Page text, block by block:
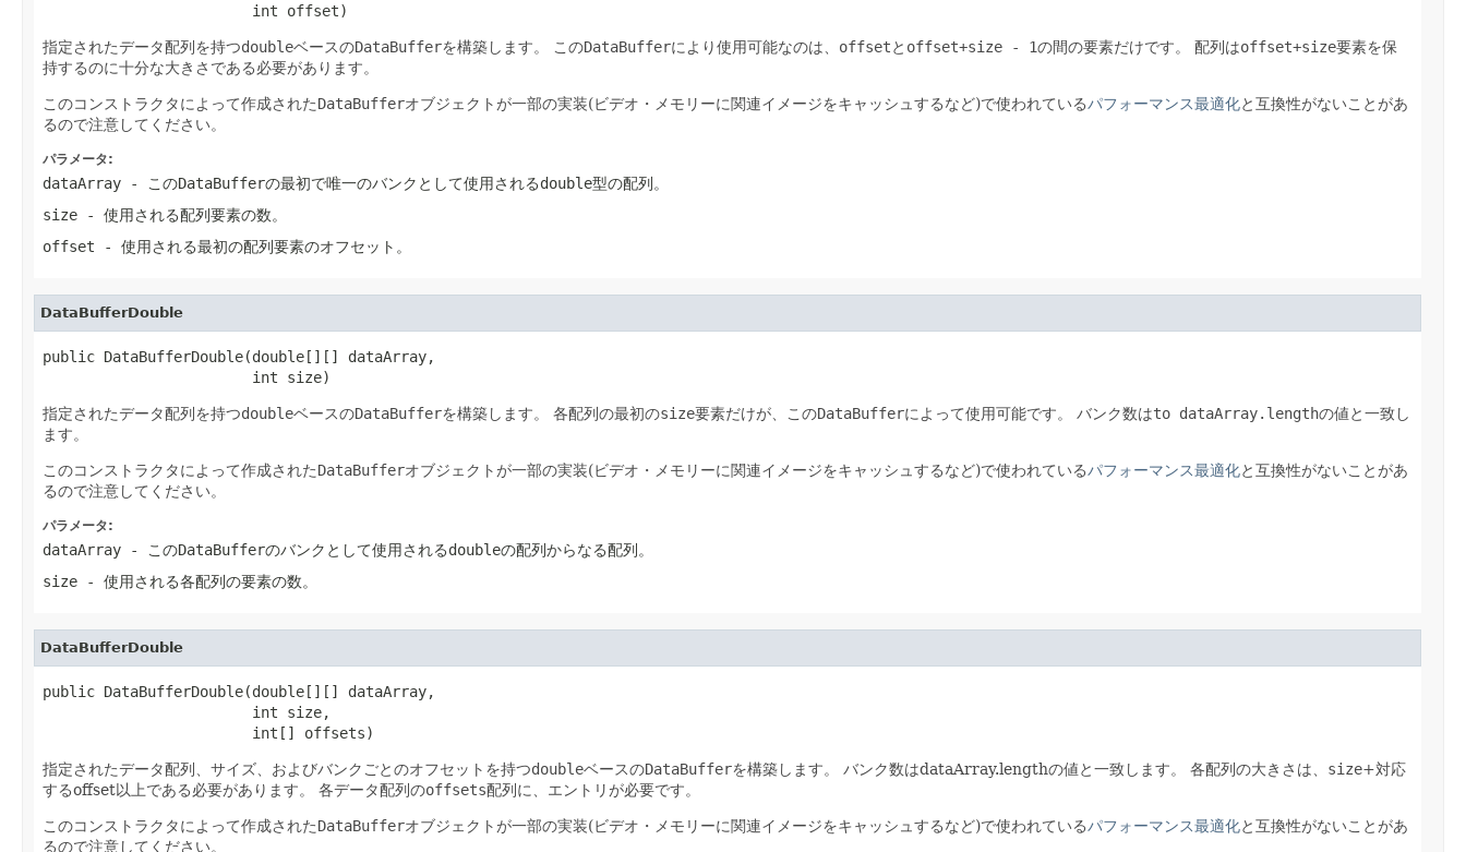
                        int offset)
指定されたデータ配列を持つdoubleベースのDataBufferを構築します。 このDataBufferにより使用可能なのは、 offsetと offset+size - 1の間の要素だけです。 配列はoffset+size要素を保
持するのに十分な大きさである必要があります。
このコンストラクタによって作成されたDataBufferオブジェクトが一部の実装(ビデオ・メモリーに関連イメージをキャッシュするなど)で使われているパフォーマンス最適化と互換性がないことがあ
るので注意してください。
パラメータ:
dataArray - このDataBufferの最初で唯一のバンクとして使用されるdouble型の配列。
size - 使用される配列要素の数。
offset - 使用される最初の配列要素のオフセット。
DataBufferDouble
public DataBufferDouble(double[][] dataArray,
                        int size)
指定されたデータ配列を持つdoubleベースのDataBufferを構築します。 各配列の最初のsize要素だけが、このDataBufferによって使用可能です。 バンク数はto dataArray.lengthの値と一致し
ます。
このコンストラクタによって作成されたDataBufferオブジェクトが一部の実装(ビデオ・メモリーに関連イメージをキャッシュするなど)で使われているパフォーマンス最適化と互換性がないことがあ
るので注意してください。
パラメータ:
dataArray - このDataBufferのバンクとして使用されるdoubleの配列からなる配列。
size - 使用される各配列の要素の数。
DataBufferDouble
public DataBufferDouble(double[][] dataArray,
                        int size,
                        int[] offsets)
指定されたデータ配列、サイズ、およびバンクごとのオフセットを持つdoubleベースのDataBufferを構築します。 バンク数はdataArray.lengthの値と一致します。 各配列の大きさは、 size+対応
するoffset以上である必要があります。
各データ配列のoffsets配列に、エントリが必要です。
このコンストラクタによって作成されたDataBufferオブジェクトが一部の実装(ビデオ・メモリーに関連イメージをキャッシュするなど)で使われているパフォーマンス最適化と互換性がないことがあ
るので注意してください。